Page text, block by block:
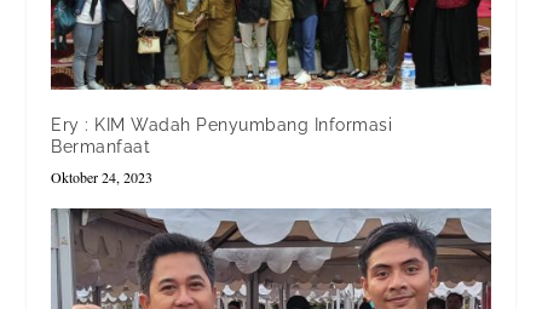
Ery : KIM Wadah Penyumbang Informasi
Bermanfaat
Oktober 24, 2023